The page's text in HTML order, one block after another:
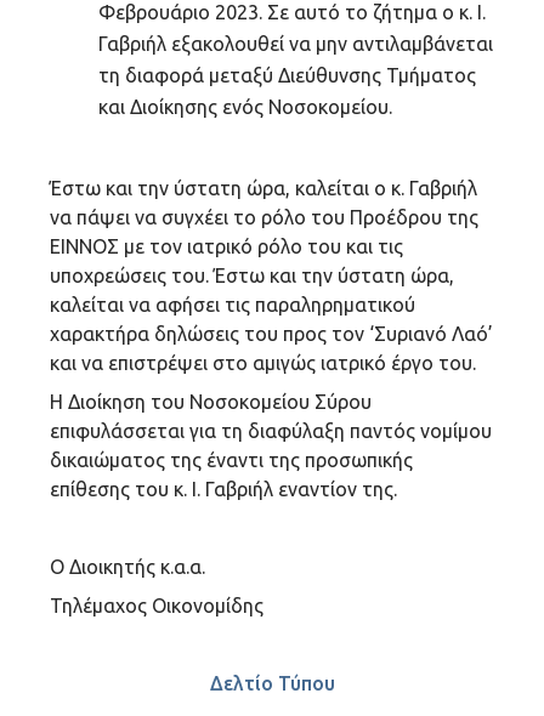
Φεβρουάριο 2023. Σε αυτό το ζήτημα ο κ. Ι.
Γαβριήλ εξακολουθεί να μην αντιλαμβάνεται
τη διαφορά μεταξύ Διεύθυνσης Τμήματος
και Διοίκησης ενός Νοσοκομείου.
Έστω και την ύστατη ώρα, καλείται ο κ. Γαβριήλ
να πάψει να συγχέει το ρόλο του Προέδρου της
ΕΙΝΝΟΣ με τον ιατρικό ρόλο του και τις
υποχρεώσεις του. Έστω και την ύστατη ώρα,
καλείται να αφήσει τις παραληρηματικού
χαρακτήρα δηλώσεις του προς τον ‘Συριανό Λαό’
και να επιστρέψει στο αμιγώς ιατρικό έργο του.
Η Διοίκηση του Νοσοκομείου Σύρου
επιφυλάσσεται για τη διαφύλαξη παντός νομίμου
δικαιώματος της έναντι της προσωπικής
επίθεσης του κ. Ι. Γαβριήλ εναντίον της.
Ο Διοικητής κ.α.α.
Τηλέμαχος Οικονομίδης
Δελτίο Τύπου